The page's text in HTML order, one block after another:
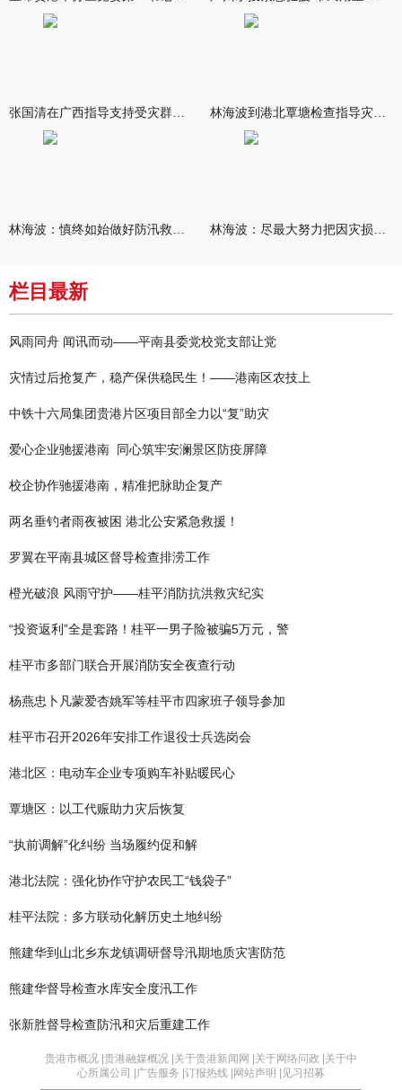
栏目最新
风雨同舟 闻讯而动——平南县委党校党支部让党
灾情过后抢复产，稳产保供稳民生！——港南区农技上
中铁十六局集团贵港片区项目部全力以“复”助灾
爱心企业驰援港南 同心筑牢安澜景区防疫屏障
校企协作驰援港南，精准把脉助企复产
两名垂钓者雨夜被困 港北公安紧急救援！
罗翼在平南县城区督导检查排涝工作
橙光破浪 风雨守护——桂平消防抗洪救灾纪实
“投资返利”全是套路！桂平一男子险被骗5万元，警
桂平市多部门联合开展消防安全夜查行动
杨燕忠卜凡蒙爱杏姚军等桂平市四家班子领导参加
桂平市召开2026年安排工作退役士兵选岗会
港北区：电动车企业专项购车补贴暖民心
覃塘区：以工代赈助力灾后恢复
“执前调解”化纠纷 当场履约促和解
港北法院：强化协作守护农民工“钱袋子”
桂平法院：多方联动化解历史土地纠纷
熊建华到山北乡东龙镇调研督导汛期地质灾害防范
熊建华督导检查水库安全度汛工作
张新胜督导检查防汛和灾后重建工作
贵港市概况 | 贵港融媒概况 | 关于贵港新闻网 | 关于网络问政 | 关于中
心所属公司 | 广告服务 | 订报热线 | 网站声明 | 见习招募